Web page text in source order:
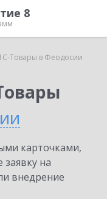
8
Товары в Феодосии
карточками,
на
внедрение